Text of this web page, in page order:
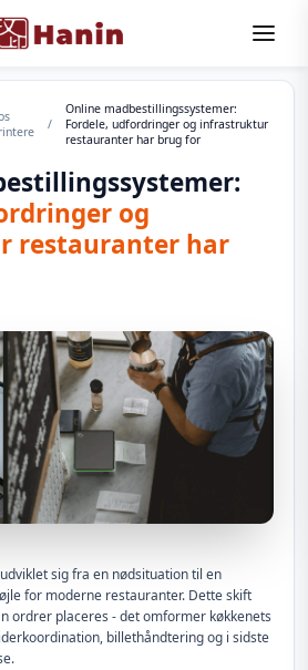
/
Online madbestillingssystemer:
Fordele, udfordringer og infrastruktur
restauranter har brug for
og
restauranter har
sig fra en nødsituation til en
for moderne restauranter. Dette skift
ordrer placeres - det omformer køkkenets
billethåndtering og i sidste